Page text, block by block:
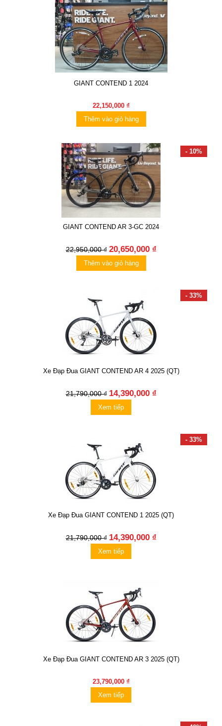
GIANT CONTEND 1 2024
22,150,000 ₫
Thêm vào giỏ hàng
- 10%
GIANT CONTEND AR 3-GC 2024
22,950,000 ₫ 20,650,000 ₫
Thêm vào giỏ hàng
- 33%
Xe Đạp Đua GIANT CONTEND AR 4 2025 (QT)
21,790,000 ₫ 14,390,000 ₫
Xem tiếp
- 33%
Xe Đạp Đua GIANT CONTEND 1 2025 (QT)
21,790,000 ₫ 14,390,000 ₫
Xem tiếp
Xe Đạp Đua GIANT CONTEND AR 3 2025 (QT)
23,790,000 ₫
Xem tiếp